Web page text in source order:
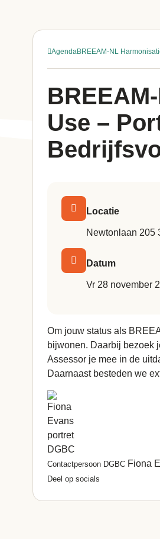
AgendaBREEAM-NL
Use –
Locatie
Newtonlaan 205
Datum
vr 28 november
Om jouw status als
bijwonen. Daarbij bezoek
Assessor je mee in de
Daarnaast besteden we
Contactpersoon DGBC Fiona
Deel op socials